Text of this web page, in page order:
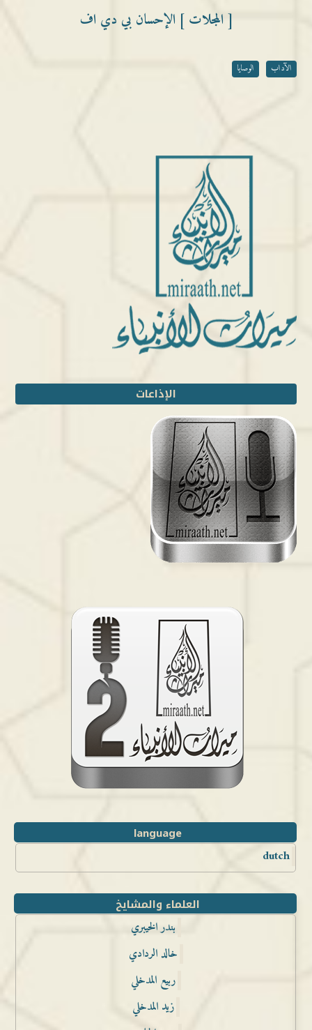
[ المجلات ] الإحسان بي دي اف
الآداب الوصايا
الإذاعات
language
dutch
العلماء والمشايخ
بندر الخيبري
خالد الردادي
ربيع المدخلي
زيد المدخلي